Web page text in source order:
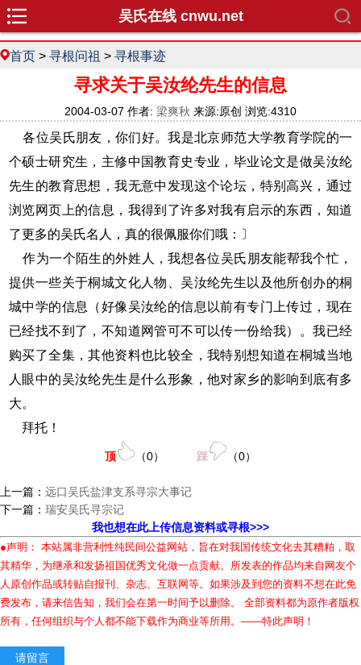
吴氏在线 cnwu.net
首页 > 寻根问祖 > 寻根事迹
寻求关于吴汝纶先生的信息
2004-03-07 作者: 梁爽秋 来源:原创 浏览:4310
各位吴氏朋友，你们好。我是北京师范大学教育学院的一
个硕士研究生，主修中国教育史专业，毕业论文是做吴汝纶
先生的教育思想，我无意中发现这个论坛，特别高兴，通过
浏览网页上的信息，我得到了许多对我有启示的东西，知道
了更多的吴氏名人，真的很佩服你们哦：〕
作为一个陌生的外姓人，我想各位吴氏朋友能帮我个忙，
提供一些关于桐城文化人物、吴汝纶先生以及他所创办的桐
城中学的信息（好像吴汝纶的信息以前有专门上传过，现在
已经找不到了，不知道网管可不可以传一份给我）。我已经
购买了全集，其他资料也比较全，我特别想知道在桐城当地
人眼中的吴汝纶先生是什么形象，他对家乡的影响到底有多
大。
拜托！
顶 （0） 踩 （0）
上一篇： 远口吴氏盐津支系寻宗大事记
下一篇： 瑞安吴氏寻宗记
我也想在此上传信息资料或寻根>>>
●声明： 本站属非营利性纯民间公益网站，旨在对我国传统文化去其糟粕，取
其精华，为继承和发扬祖国优秀文化做一点贡献。所发表的作品均来自网友个
人原创作品或转贴自报刊、杂志、互联网等。如果涉及到您的资料不想在此免
费发布，请来信告知，我们会在第一时间予以删除。 全部资料都为原作者版权
所有，任何组织与个人都不能下载作为商业等所用。——特此声明！
请留言